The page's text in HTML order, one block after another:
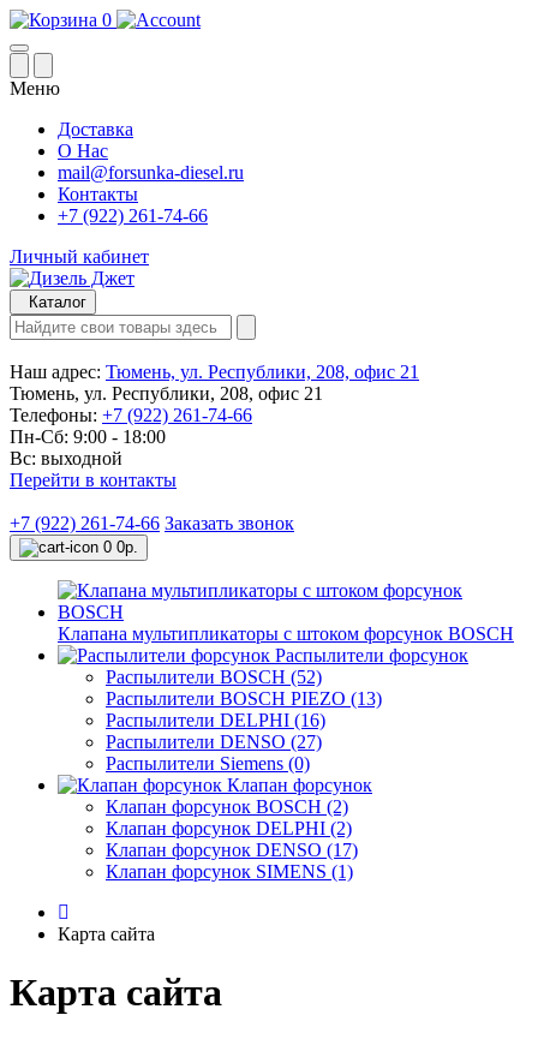
0
Меню
Доставка
О Нас
mail@forsunka-diesel.ru
Контакты
+7 (922) 261-74-66
Личный кабинет
Каталог
Наш адрес: Тюмень, ул. Республики, 208, офис 21
Тюмень, ул. Республики, 208, офис 21
Телефоны: +7 (922) 261-74-66
Пн-Сб: 9:00 - 18:00
Вс: выходной
Перейти в контакты
+7 (922) 261-74-66 Заказать звонок
0 0р.
Клапана мультипликаторы с штоком форсунок BOSCH
Распылители форсунок
Распылители BOSCH (52)
Распылители BOSCH PIEZO (13)
Распылители DELPHI (16)
Распылители DENSO (27)
Распылители Siemens (0)
Клапан форсунок
Клапан форсунок BOSCH (2)
Клапан форсунок DELPHI (2)
Клапан форсунок DENSO (17)
Клапан форсунок SIMENS (1)
Карта сайта
Карта сайта